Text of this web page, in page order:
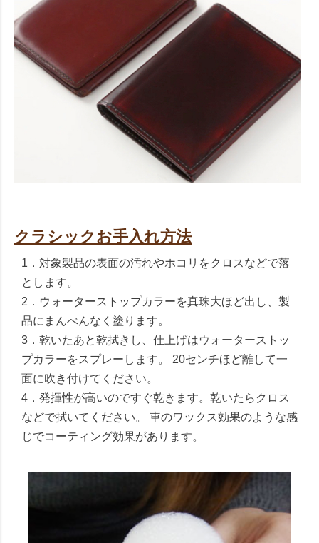
クラシックお手入れ方法
1．対象製品の表面の汚れやホコリをクロスなどで落
とします。
2．ウォーターストップカラーを真珠大ほど出し、製
品にまんべんなく塗ります。
3．乾いたあと乾拭きし、仕上げはウォーターストッ
プカラーをスプレーします。 20センチほど離して一
面に吹き付けてください。
4．発揮性が高いのですぐ乾きます。乾いたらクロス
などで拭いてください。 車のワックス効果のような感
じでコーティング効果があります。